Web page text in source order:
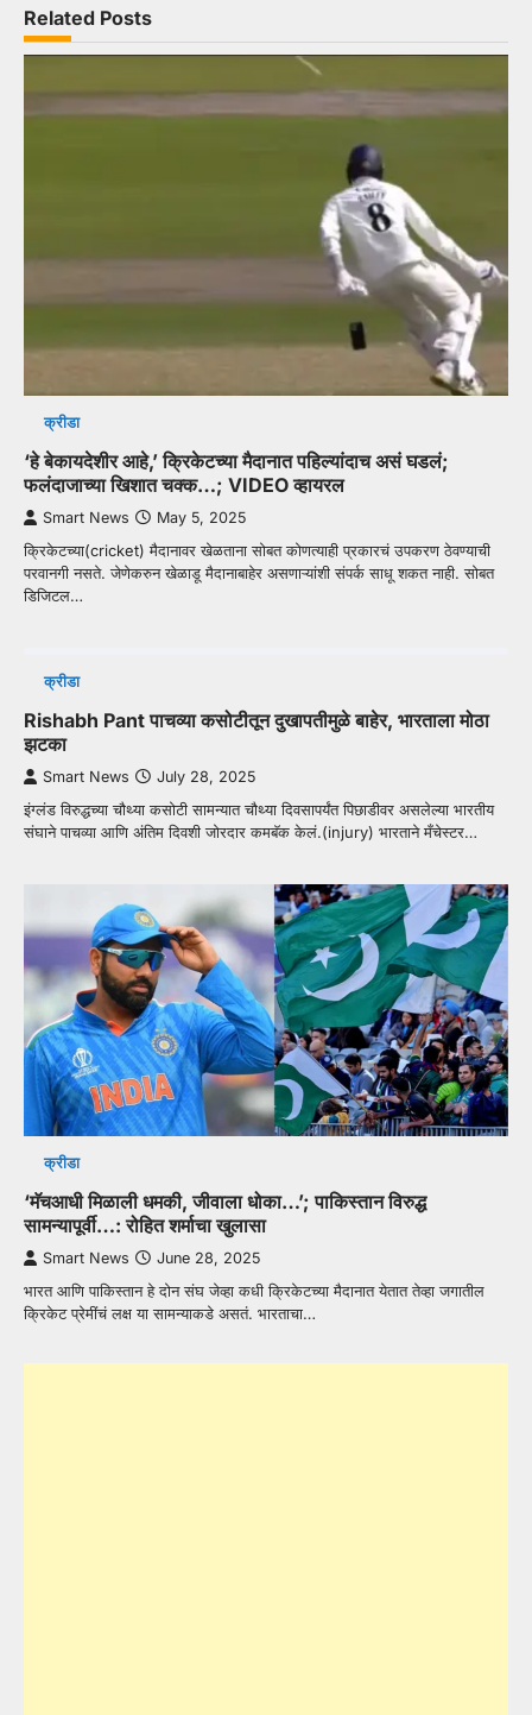
Related Posts
क्रीडा
‘हे बेकायदेशीर आहे,’ क्रिकेटच्या मैदानात पहिल्यांदाच असं घडलं;
फलंदाजाच्या खिशात चक्क…; VIDEO व्हायरल
Smart News May 5, 2025
क्रिकेटच्या(cricket) मैदानावर खेळताना सोबत कोणत्याही प्रकारचं उपकरण ठेवण्याची
परवानगी नसते. जेणेकरुन खेळाडू मैदानाबाहेर असणाऱ्यांशी संपर्क साधू शकत नाही. सोबत
डिजिटल…
क्रीडा
Rishabh Pant पाचव्या कसोटीतून दुखापतीमुळे बाहेर, भारताला मोठा
झटका
Smart News July 28, 2025
इंग्लंड विरुद्धच्या चौथ्या कसोटी सामन्यात चौथ्या दिवसापर्यंत पिछाडीवर असलेल्या भारतीय
संघाने पाचव्या आणि अंतिम दिवशी जोरदार कमबॅक केलं.(injury) भारताने मँचेस्टर…
क्रीडा
‘मॅचआधी मिळाली धमकी, जीवाला धोका…’; पाकिस्तान विरुद्ध
सामन्यापूर्वी…: रोहित शर्माचा खुलासा
Smart News June 28, 2025
भारत आणि पाकिस्तान हे दोन संघ जेव्हा कधी क्रिकेटच्या मैदानात येतात तेव्हा जगातील
क्रिकेट प्रेमींचं लक्ष या सामन्याकडे असतं. भारताचा…